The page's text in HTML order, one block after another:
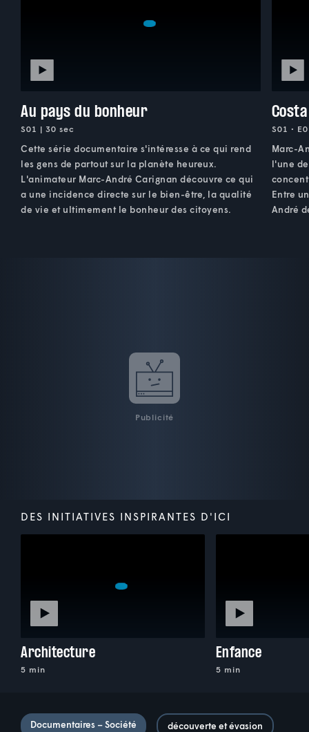
Au pays du bonheur
S01 | 30 sec
Cette série documentaire s'intéresse à ce qui rend
les gens de partout sur la planète heureux.
L'animateur Marc-André Carignan découvre ce qui
a une incidence directe sur le bien-être, la qualité
de vie et ultimement le bonheur des citoyens.
S01 •
Marc-
l'une
Entre
André
Publicité
DES INITIATIVES INSPIRANTES D'ICI
Architecture
5 min
Enfance
5 min
Documentaires – Société découverte et évasion